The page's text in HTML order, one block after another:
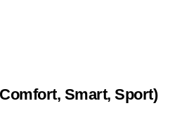
Smart, Sport)